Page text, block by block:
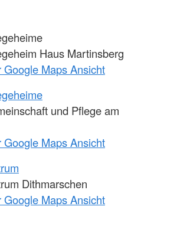
Haus Martinsberg
Google Maps Ansicht
und Pflege am
Google Maps Ansicht
Dithmarschen
Google Maps Ansicht